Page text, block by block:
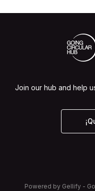
Join our hub and help
Powered by Gellify -